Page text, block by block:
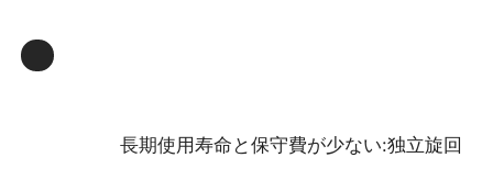
長期使用寿命と保守費が少ない:独立旋回